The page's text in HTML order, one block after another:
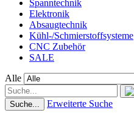
Spanntechnik
Elektronik
Absaugtechnik
Kühl-/Schmierstoffsysteme
CNC Zubehör
SALE
Alle
Suche... Erweiterte Suche